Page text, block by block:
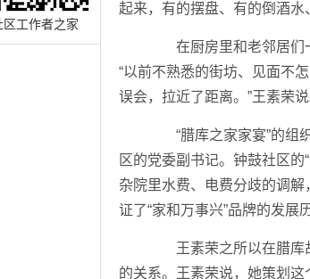
起来，有的摆盘、有的倒酒水
在厨房里和老邻居们一
“以前不熟悉的街坊、见面不
误会，拉近了距离。”王素荣说
“腊库之家家宴”的组织
区的党委副书记。钟鼓社区
杂院里水费、电费分歧的调
证了“家和万事兴”品牌的发展
王素荣之所以在腊库胡
的关系。王素荣说，她策划这
区工作者之家